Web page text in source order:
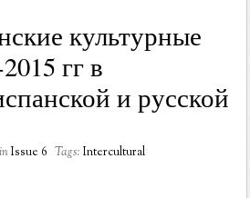
культурные
гг в
и русской
inIssue 6 Tags: Intercultural